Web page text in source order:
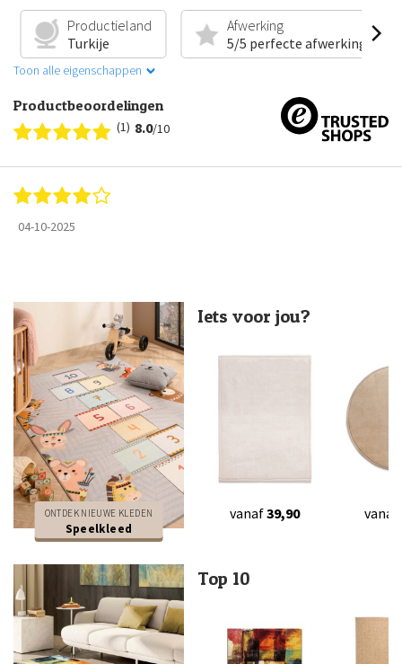
Productieland
Turkije
Afwerking
5/5 perfecte afwerking
Toon alle eigenschappen
Productbeoordelingen
(1) 8.0/10
04-10-2025
ONTDEK NIEUWE KLEDEN
Speelkleed
Iets voor jou?
vanaf39,90 vanaf
Top 10